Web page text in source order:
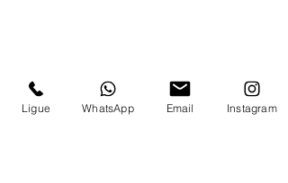
Ligue WhatsApp Email Instagram